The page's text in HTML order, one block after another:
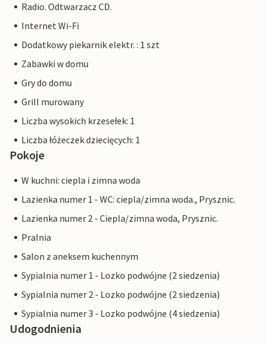
Radio. Odtwarzacz CD.
Internet Wi-Fi
Dodatkowy piekarnik elektr. : 1 szt
Zabawki w domu
Gry do domu
Grill murowany
Liczba wysokich krzesełek: 1
Liczba łóżeczek dziecięcych: 1
Pokoje
W kuchni: ciepla i zimna woda
Lazienka numer 1 - WC: ciepla/zimna woda., Prysznic.
Lazienka numer 2 - Ciepla/zimna woda, Prysznic.
Pralnia
Salon z aneksem kuchennym
Sypialnia numer 1 - Lozko podwójne (2 siedzenia)
Sypialnia numer 2 - Lozko podwójne (2 siedzenia)
Sypialnia numer 3 - Lozko podwójne (4 siedzenia)
Udogodnienia